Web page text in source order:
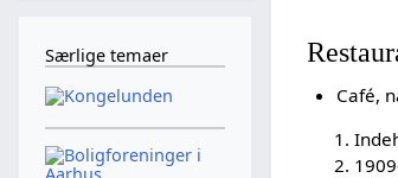
Café,
Særlige temaer